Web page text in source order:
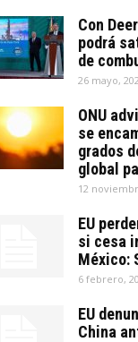
Con
podrá
de
26 mayo,
ONU
se
grados
global
12
EU
si cesa
México:
6 febrero,
EU
China